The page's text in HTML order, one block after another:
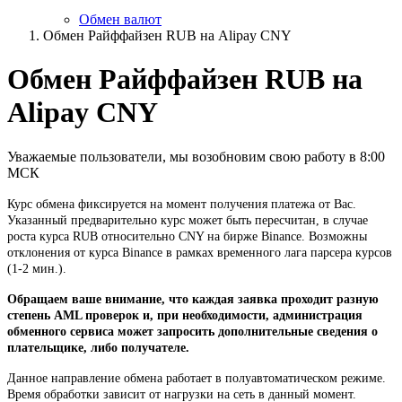
Обмен валют
Обмен Райффайзен RUB на Alipay CNY
Обмен Райффайзен RUB на
Alipay CNY
Уважаемые пользователи, мы возобновим свою работу в 8:00
МСК
Курс обмена фиксируется на момент получения платежа от Вас.
Указанный предварительно курс может быть пересчитан, в случае
роста курса RUB относительно CNY на бирже Binance. Возможны
отклонения от курса Binance в рамках временного лага парсера курсов
(1-2 мин.).
Обращаем ваше внимание, что каждая заявка проходит разную
степень AML проверок и, при необходимости, администрация
обменного сервиса может запросить дополнительные сведения о
плательщике, либо получателе.
Данное направление обмена работает в полуавтоматическом режиме.
Время обработки зависит от нагрузки на сеть в данный момент.